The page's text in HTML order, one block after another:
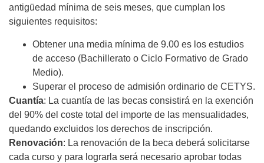
antigüedad mínima de seis meses, que cumplan los
siguientes requisitos:
Obtener una media mínima de 9.00 es los estudios
de acceso (Bachillerato o Ciclo Formativo de Grado
Medio).
Superar el proceso de admisión ordinario de CETYS.
Cuantía: La cuantía de las becas consistirá en la exención
del 90% del coste total del importe de las mensualidades,
quedando excluidos los derechos de inscripción.
Renovación: La renovación de la beca deberá solicitarse
cada curso y para lograrla será necesario aprobar todas